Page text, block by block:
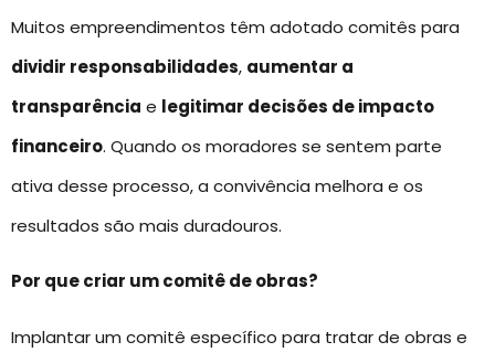
Muitos empreendimentos têm adotado comitês para
dividir responsabilidades, aumentar a
transparência e legitimar decisões de impacto
financeiro. Quando os moradores se sentem parte
ativa desse processo, a convivência melhora e os
resultados são mais duradouros.
Por que criar um comitê de obras?
Implantar um comitê específico para tratar de obras e